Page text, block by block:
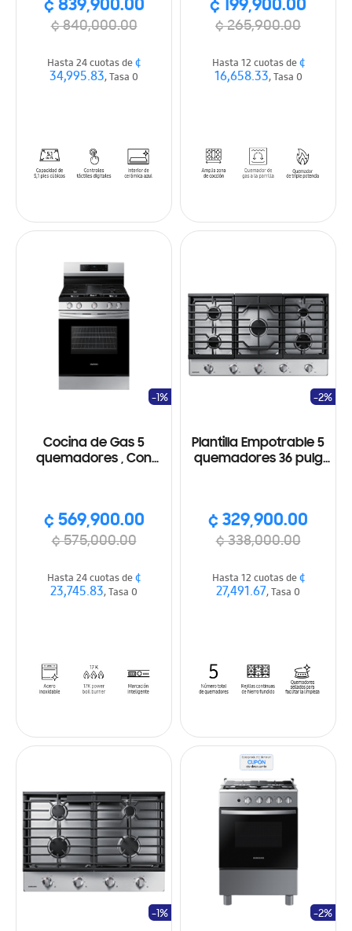
¢ 839,900.00
¢ 840,000.00
Hasta 24 cuotas de¢
34,995.83, Tasa 0
¢ 199,900.00
¢ 265,900.00
Hasta 12 cuotas de¢
16,658.33, Tasa 0
Cocina de Gas 5
quemadores , Con
¢ 569,900.00
¢ 575,000.00
-1%
Hasta 24 cuotas de¢
23,745.83, Tasa 0
Plantilla Empotrable 5
quemadores 36 pulg
¢ 329,900.00
¢ 338,000.00
-2%
Hasta 12 cuotas de¢
27,491.67, Tasa 0
-1% -2%